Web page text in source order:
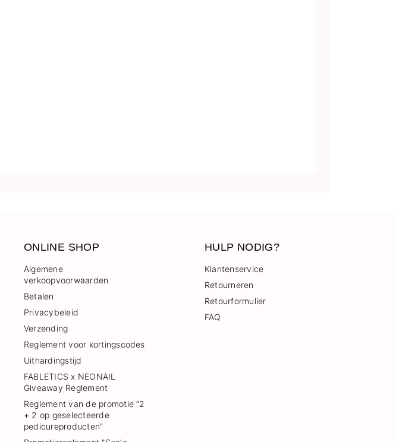
ONLINE SHOP
Algemene
verkoopvoorwaarden
Betalen
Privacybeleid
Verzending
Reglement voor kortingscodes
Uithardingstijd
FABLETICS x NEONAIL
Giveaway Reglement
Reglement van de promotie “2
+ 2 op geselecteerde
pedicureproducten”
HULP NODIG?
Klantenservice
Retourneren
Retourformulier
FAQ